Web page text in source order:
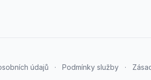
údajů · Podmínky služby ·